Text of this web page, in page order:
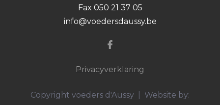
Fax 050 21 37 05
info@voedersdaussy.be
Privacyverklaring
Copyright voeders d'Aussy | Website by: